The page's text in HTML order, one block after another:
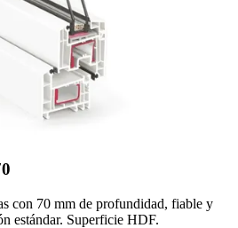
con 70 mm de profundidad, fiable y
estándar. Superficie HDF.